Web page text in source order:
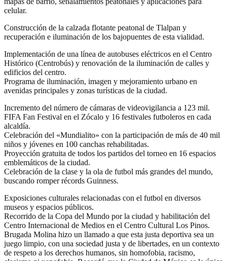
celular.
Construcción de la calzada flotante peatonal de Tlalpan y
recuperación e iluminación de los bajopuentes de esta vialidad.
Implementación de una línea de autobuses eléctricos en el Centro
Histórico (Centrobús) y renovación de la iluminación de calles y
edificios del centro.
Programa de iluminación, imagen y mejoramiento urbano en
avenidas principales y zonas turísticas de la ciudad.
Incremento del número de cámaras de videovigilancia a 123 mil.
FIFA Fan Festival en el Zócalo y 16 festivales futboleros en cada
alcaldía.
Celebración del «Mundialito» con la participación de más de 40 mil
niños y jóvenes en 100 canchas rehabilitadas.
Proyección gratuita de todos los partidos del torneo en 16 espacios
emblemáticos de la ciudad.
Celebración de la clase y la ola de futbol más grandes del mundo,
buscando romper récords Guinness.
Exposiciones culturales relacionadas con el futbol en diversos
museos y espacios públicos.
Recorrido de la Copa del Mundo por la ciudad y habilitación del
Centro Internacional de Medios en el Centro Cultural Los Pinos.
Brugada Molina hizo un llamado a que esta justa deportiva sea un
juego limpio, con una sociedad justa y de libertades, en un contexto
de respeto a los derechos humanos, sin homofobia, racismo,